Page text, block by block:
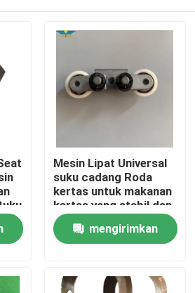
Mesin Lipat Universal
suku cadang Roda
kertas untuk makanan
kertas yang stabil dan
konstruksi yang tahan
lama
mengirimkan